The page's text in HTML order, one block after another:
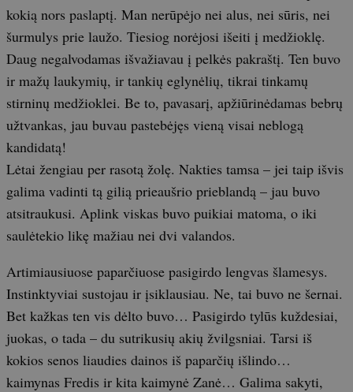
kokią nors paslaptį. Man nerūpėjo nei alus, nei sūris, nei
šurmulys prie laužo. Tiesiog norėjosi išeiti į medžioklę.
Daug negalvodamas išvažiavau į pelkės pakraštį. Ten buvo
ir mažų laukymių, ir tankių eglynėlių, tikrai tinkamų
stirninų medžioklei. Be to, pavasarį, apžiūrinėdamas bebrų
užtvankas, jau buvau pastebėjęs vieną visai neblogą
kandidatą!
Lėtai žengiau per rasotą žolę. Nakties tamsa – jei taip išvis
galima vadinti tą gilią prieaušrio prieblandą – jau buvo
atsitraukusi. Aplink viskas buvo puikiai matoma, o iki
saulėtekio likę mažiau nei dvi valandos.
Artimiausiuose paparčiuose pasigirdo lengvas šlamesys.
Instinktyviai sustojau ir įsiklausiau. Ne, tai buvo ne šernai.
Bet kažkas ten vis dėlto buvo… Pasigirdo tylūs kuždesiai,
juokas, o tada – du sutrikusių akių žvilgsniai. Tarsi iš
kokios senos liaudies dainos iš paparčių išlindo…
kaimynas Fredis ir kita kaimynė Zanė… Galima sakyti,